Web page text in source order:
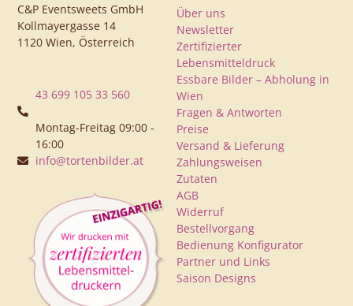
C&P Eventsweets GmbH
Kollmayergasse 14
1120 Wien, Österreich
43 699 105 33 560
Montag-Freitag 09:00 -
16:00
info@tortenbilder.at
Über uns
Newsletter
Zertifizierter
Lebensmitteldruck
Essbare Bilder – Abholung in
Wien
Fragen & Antworten
Preise
Versand & Lieferung
Zahlungsweisen
Zutaten
AGB
Widerruf
Bestellvorgang
Bedienung Konfigurator
Partner und Links
Saison Designs